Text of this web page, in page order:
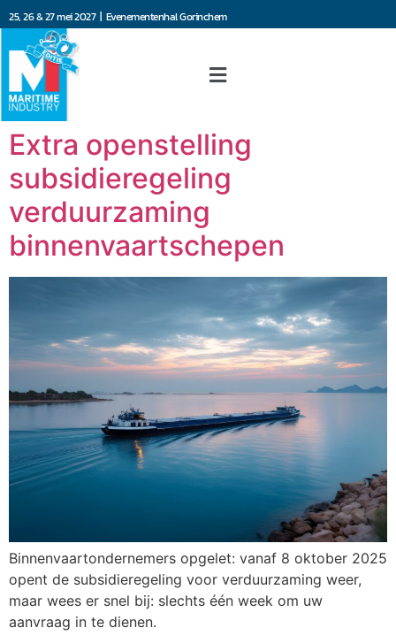
25, 26 & 27 mei 2027 | Evenementenhal Gorinchem
Extra openstelling
subsidieregeling
verduurzaming
binnenvaartschepen
Binnenvaartondernemers opgelet: vanaf 8 oktober 2025
opent de subsidieregeling voor verduurzaming weer,
maar wees er snel bij: slechts één week om uw
aanvraag in te dienen.